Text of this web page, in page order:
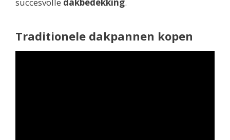
Traditionele dakpannen kopen